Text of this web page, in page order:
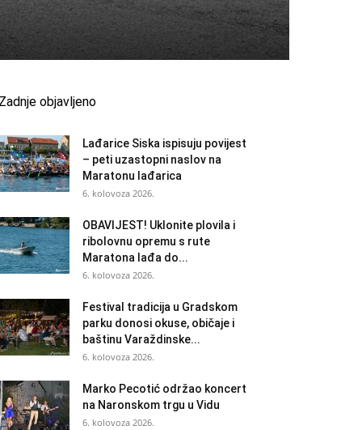
objavljeno
Lađarice Siska ispisuju povijest
– peti uzastopni naslov na
Maratonu lađarica
6. kolovoza 2026.
OBAVIJEST! Uklonite plovila i
ribolovnu opremu s rute
Maratona lađa do...
6. kolovoza 2026.
Festival tradicija u Gradskom
parku donosi okuse, običaje i
baštinu Varaždinske...
6. kolovoza 2026.
Marko Pecotić održao koncert
na Naronskom trgu u Vidu
6. kolovoza 2026.